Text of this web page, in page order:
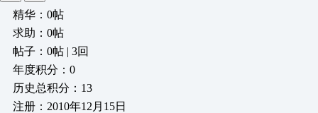
精华：0帖
求助：0帖
帖子：0帖 | 3回
年度积分：0
历史总积分：13
注册：2010年12月15日